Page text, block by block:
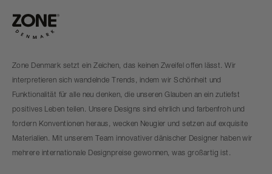
Zone Denmark setzt ein Zeichen, das keinen Zweifel offen lässt. Wir
interpretieren sich wandelnde Trends, indem wir Schönheit und
Funktionalität für alle neu denken, die unseren Glauben an ein zutiefst
positives Leben teilen. Unsere Designs sind ehrlich und farbenfroh und
fordern Konventionen heraus, wecken Neugier und setzen auf exquisite
Materialien. Mit unserem Team innovativer dänischer Designer haben wir
mehrere internationale Designpreise gewonnen, was großartig ist.